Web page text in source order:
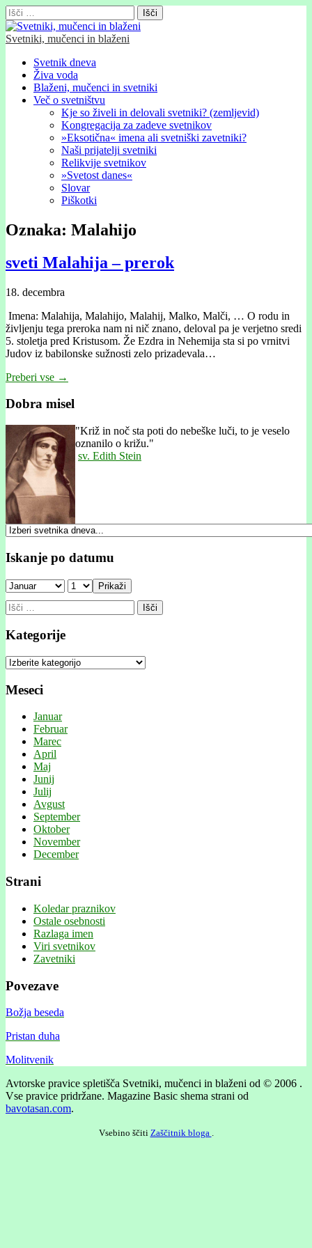
Išči:
Svetniki, mučenci in blaženi
Glavni
meni
Skip
content
Svetnik dneva
Živa voda
Blaženi, mučenci in svetniki
Več o svetništvu
Kje so živeli in delovali svetniki? (zemljevid)
Kongregacija za zadeve svetnikov
»Eksotična« imena ali svetniški zavetniki?
Naši prijatelji svetniki
Relikvije svetnikov
»Svetost danes«
Slovar
Piškotki
Oznaka: Malahijo
sveti Malahija – prerok
18. decembra
Imena: Malahija, Malahijo, Malahij, Malko, Malči, … O rodu in
življenju tega preroka nam ni nič znano, deloval pa je verjetno sredi
5. stoletja pred Kristusom. Že Ezdra in Nehemija sta si po vrnitvi
Judov iz babilonske sužnosti zelo prizadevala…
Preberi vse →
Dobra misel
"Križ in noč sta poti do nebeške luči, to je veselo
oznanilo o križu."
sv. Edith Stein
Iskanje po datumu
Prikaži
Išči:
Kategorije
Kategorije
Meseci
Januar
Februar
Marec
April
Maj
Junij
Julij
Avgust
September
Oktober
November
December
Strani
Koledar praznikov
Ostale osebnosti
Razlaga imen
Viri svetnikov
Zavetniki
Povezave
Božja beseda
Pristan duha
Molitvenik
Avtorske pravice spletišča Svetniki, mučenci in blaženi od © 2006 .
Vse pravice pridržane. Magazine Basic shema strani od
bavotasan.com.
Vsebino ščiti Zaščitnik bloga .